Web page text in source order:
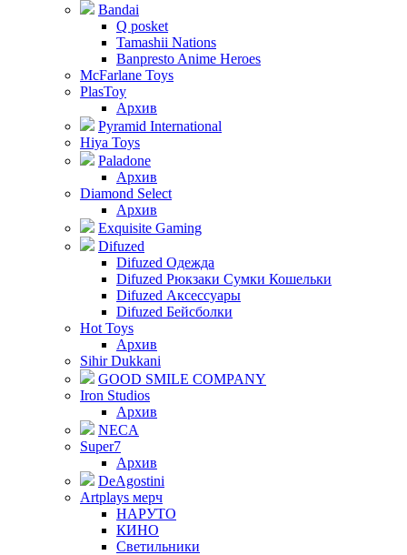
Bandai
Q posket
Tamashii Nations
Banpresto Anime Heroes
McFarlane Toys
PlasToy
Архив
Pyramid International
Hiya Toys
Paladone
Архив
Diamond Select
Архив
Exquisite Gaming
Difuzed
Difuzed Одежда
Difuzed Рюкзаки Сумки Кошельки
Difuzed Аксессуары
Difuzed Бейсболки
Hot Toys
Архив
Sihir Dukkani
GOOD SMILE COMPANY
Iron Studios
Архив
NECA
Super7
Архив
DeAgostini
Artplays мерч
НАРУТО
КИНО
Светильники